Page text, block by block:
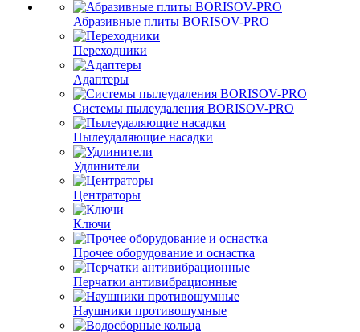
Абразивные плиты BORISOV-PRO
Переходники
Адаптеры
Системы пылеудаления BORISOV-PRO
Пылеудаляющие насадки
Удлинители
Центраторы
Ключи
Прочее оборудование и оснастка
Перчатки антивибрационные
Наушники противошумные